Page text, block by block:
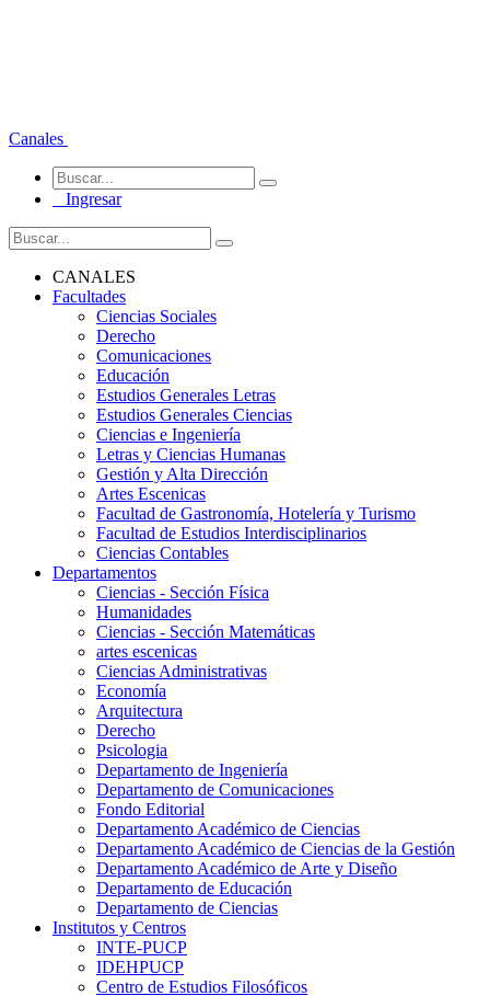
Canales
Ingresar
CANALES
Facultades
Ciencias Sociales
Derecho
Comunicaciones
Educación
Estudios Generales Letras
Estudios Generales Ciencias
Ciencias e Ingeniería
Letras y Ciencias Humanas
Gestión y Alta Dirección
Artes Escenicas
Facultad de Gastronomía, Hotelería y Turismo
Facultad de Estudios Interdisciplinarios
Ciencias Contables
Departamentos
Ciencias - Sección Física
Humanidades
Ciencias - Sección Matemáticas
artes escenicas
Ciencias Administrativas
Economía
Arquitectura
Derecho
Psicologia
Departamento de Ingeniería
Departamento de Comunicaciones
Fondo Editorial
Departamento Académico de Ciencias
Departamento Académico de Ciencias de la Gestión
Departamento Académico de Arte y Diseño
Departamento de Educación
Departamento de Ciencias
Institutos y Centros
INTE-PUCP
IDEHPUCP
Centro de Estudios Filosóficos